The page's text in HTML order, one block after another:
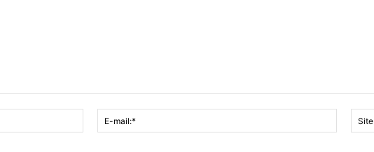
Nome:*
mail:*